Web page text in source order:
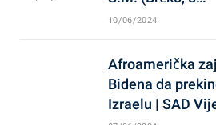
10/06/2024
Afroamerička
Bidena da
Izraelu | SAD